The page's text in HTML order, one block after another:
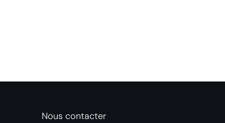
Nous contacter